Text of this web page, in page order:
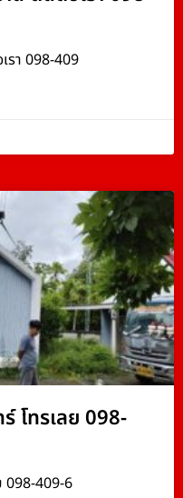
รา 098-409
โทรเลย 098-
098-409-6